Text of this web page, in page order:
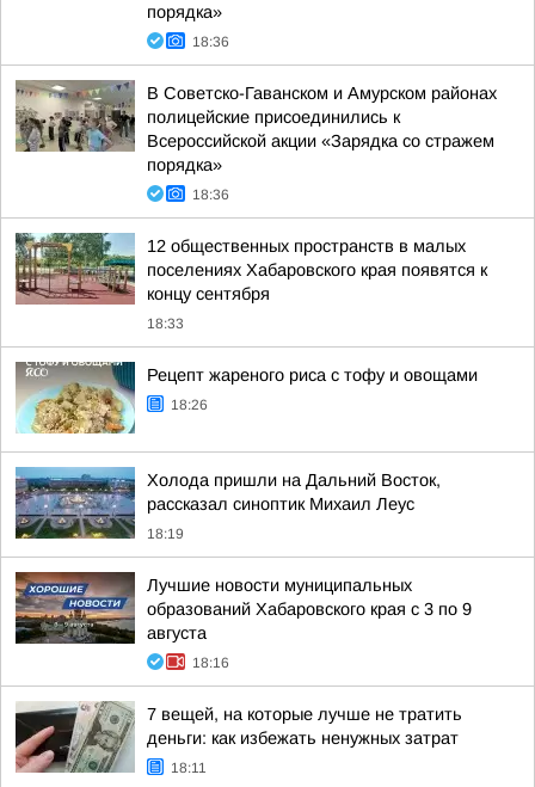
порядка»
18:36
В Советско-Гаванском и Амурском районах
полицейские присоединились к
Всероссийской акции «Зарядка со стражем
порядка»
18:36
12 общественных пространств в малых
поселениях Хабаровского края появятся к
концу сентября
18:33
Рецепт жареного риса с тофу и овощами
18:26
Холода пришли на Дальний Восток,
рассказал синоптик Михаил Леус
18:19
Лучшие новости муниципальных
образований Хабаровского края с 3 по 9
августа
18:16
7 вещей, на которые лучше не тратить
деньги: как избежать ненужных затрат
18:11